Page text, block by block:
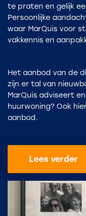
te praten en gelijk
Persoonlijke
waar MarQuis voor
vakkennis en
Het aanbod van de
zijn er tal van
MarQuis adviseert
huurwoning? Ook
aanbod.
Lees verder